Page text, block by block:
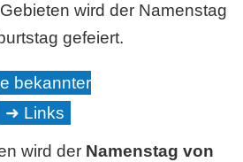
wird der Namenstag
gefeiert.
bekannter
Links
wird der Namenstag von